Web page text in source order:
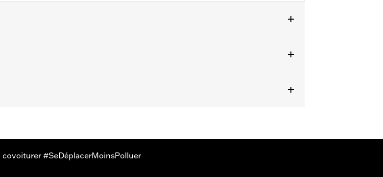
covoiturer #SeDéplacerMoinsPolluer